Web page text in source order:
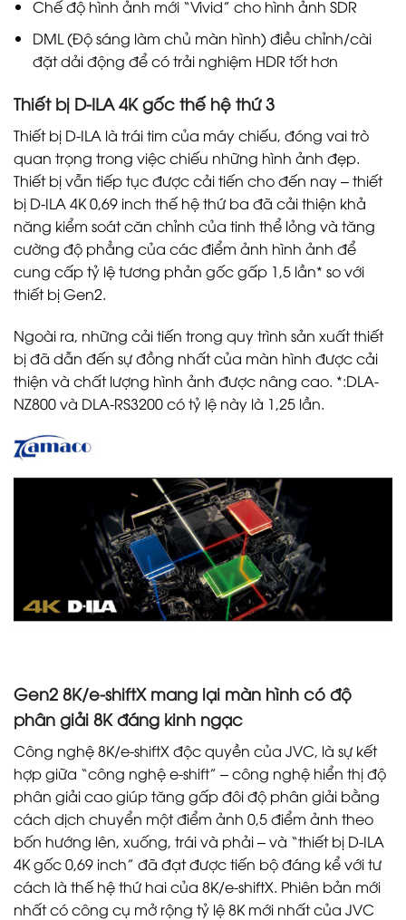
Chế độ hình ảnh mới “Vivid” cho hình ảnh SDR
DML (Độ sáng làm chủ màn hình) điều chỉnh/cài
đặt dải động để có trải nghiệm HDR tốt hơn
Thiết bị D-ILA 4K gốc thế hệ thứ 3
Thiết bị D-ILA là trái tim của máy chiếu, đóng vai trò
quan trọng trong việc chiếu những hình ảnh đẹp.
Thiết bị vẫn tiếp tục được cải tiến cho đến nay – thiết
bị D-ILA 4K 0,69 inch thế hệ thứ ba đã cải thiện khả
năng kiểm soát căn chỉnh của tinh thể lỏng và tăng
cường độ phẳng của các điểm ảnh hình ảnh để
cung cấp tỷ lệ tương phản gốc gấp 1,5 lần* so với
thiết bị Gen2.
Ngoài ra, những cải tiến trong quy trình sản xuất thiết
bị đã dẫn đến sự đồng nhất của màn hình được cải
thiện và chất lượng hình ảnh được nâng cao. *:DLA-
NZ800 và DLA-RS3200 có tỷ lệ này là 1,25 lần.
Gen2 8K/e-shiftX mang lại màn hình có độ
phân giải 8K đáng kinh ngạc
Công nghệ 8K/e-shiftX độc quyền của JVC, là sự kết
hợp giữa “công nghệ e-shift” – công nghệ hiển thị độ
phân giải cao giúp tăng gấp đôi độ phân giải bằng
cách dịch chuyển một điểm ảnh 0,5 điểm ảnh theo
bốn hướng lên, xuống, trái và phải – và “thiết bị D-ILA
4K gốc 0,69 inch” đã đạt được tiến bộ đáng kể với tư
cách là thế hệ thứ hai của 8K/e-shiftX. Phiên bản mới
nhất có công cụ mở rộng tỷ lệ 8K mới nhất của JVC